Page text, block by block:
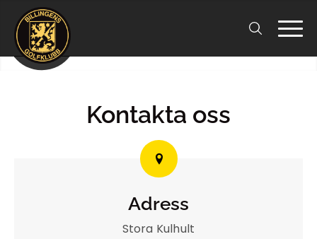
Kontakta oss
Adress
Stora Kulhult